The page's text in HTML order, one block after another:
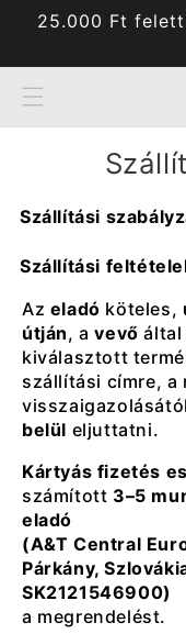
Ugrás a
tartalomhoz
25.000 Ft
Szállítási
Szállítási
Az eladó köteles,
útján, avevő által
kiválasztott
szállítási címre, a
belül eljuttatni.
Kártyás fizetés
számított 3–5
eladó
(A&T Central
Párkány,
SK2121546900)
a megrendelést.